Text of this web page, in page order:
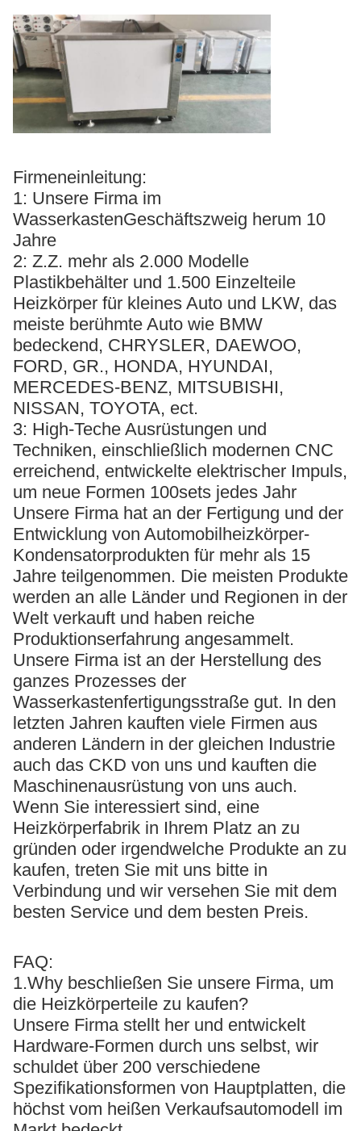
Firmeneinleitung:
1: Unsere Firma im
WasserkastenGeschäftszweig herum 10
Jahre
2: Z.Z. mehr als 2.000 Modelle
Plastikbehälter und 1.500 Einzelteile
Heizkörper für kleines Auto und LKW, das
meiste berühmte Auto wie BMW
bedeckend, CHRYSLER, DAEWOO,
FORD, GR., HONDA, HYUNDAI,
MERCEDES-BENZ, MITSUBISHI,
NISSAN, TOYOTA, ect.
3: High-Teche Ausrüstungen und
Techniken, einschließlich modernen CNC
erreichend, entwickelte elektrischer Impuls,
um neue Formen 100sets jedes Jahr
Unsere Firma hat an der Fertigung und der
Entwicklung von Automobilheizkörper-
Kondensatorprodukten für mehr als 15
Jahre teilgenommen. Die meisten Produkte
werden an alle Länder und Regionen in der
Welt verkauft und haben reiche
Produktionserfahrung angesammelt.
Unsere Firma ist an der Herstellung des
ganzes Prozesses der
Wasserkastenfertigungsstraße gut. In den
letzten Jahren kauften viele Firmen aus
anderen Ländern in der gleichen Industrie
auch das CKD von uns und kauften die
Maschinenausrüstung von uns auch.
Wenn Sie interessiert sind, eine
Heizkörperfabrik in Ihrem Platz an zu
gründen oder irgendwelche Produkte an zu
kaufen, treten Sie mit uns bitte in
Verbindung und wir versehen Sie mit dem
besten Service und dem besten Preis.
FAQ:
1.Why beschließen Sie unsere Firma, um
die Heizkörperteile zu kaufen?
Unsere Firma stellt her und entwickelt
Hardware-Formen durch uns selbst, wir
schuldet über 200 verschiedene
Spezifikationsformen von Hauptplatten, die
höchst vom heißen Verkaufsautomodell im